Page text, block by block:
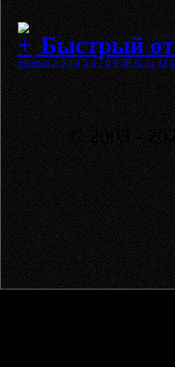
Быстрый
Sitemap 1 2 3 4 5 6 7 8 9 10 11 12 13
© 2003 -